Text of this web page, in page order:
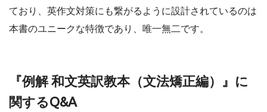
ており、英作文対策にも繋がるように設計されているのは
本書のユニークな特徴であり、唯一無二です。
『例解 和文英訳教本（文法矯正編）』に
関するQ&A